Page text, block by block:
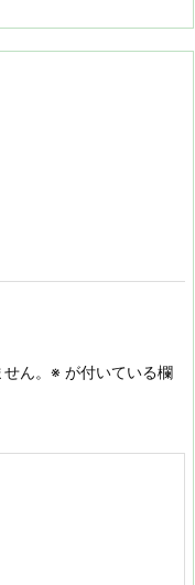
ん。 ※ が付いている欄